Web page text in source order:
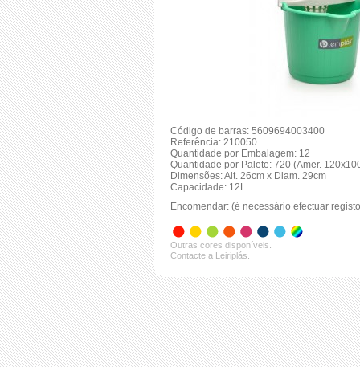
Código de barras: 5609694003400
Referência: 210050
Quantidade por Embalagem: 12
Quantidade por Palete: 720 (Amer.
Dimensões: Alt. 26cm x Diam. 29cm
Capacidade: 12L
Encomendar: (é necessário efectuar
Outras cores disponíveis.
Contacte a Leiriplás.